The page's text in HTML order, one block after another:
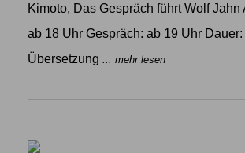
Kimoto, Das Gespräch führt Wolf Jahn
ab 18 Uhr Gespräch: ab 19 Uhr
Übersetzung
... mehr lesen